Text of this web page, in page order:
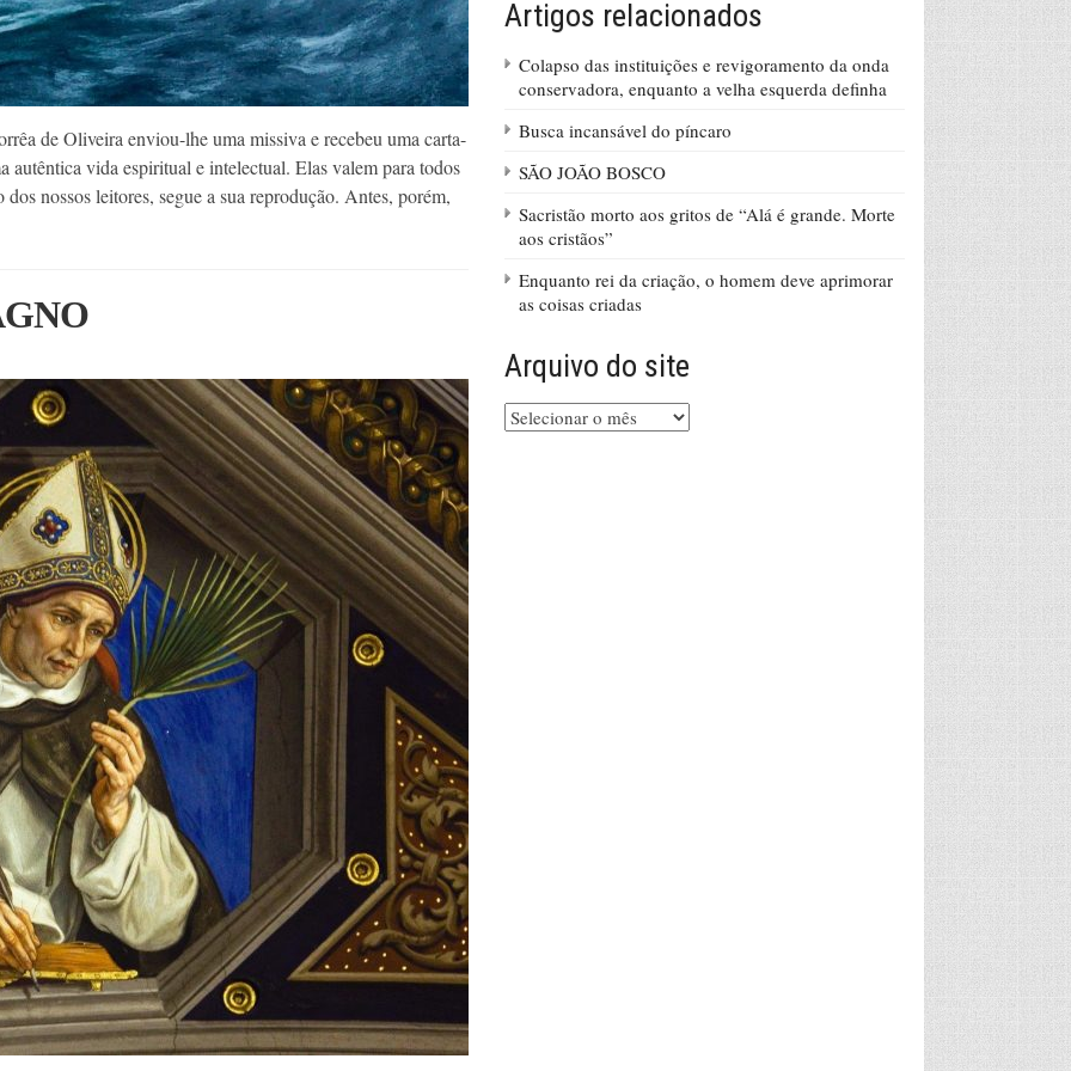
de Oliveira enviou-lhe uma missiva e recebeu uma carta-
autêntica vida espiritual e intelectual. Elas valem para todos
nossos leitores, segue a sua reprodução. Antes, porém,
Artigos relacionados
Colapso das instituições e revigoramento da onda
conservadora, enquanto a velha esquerda definha
Busca incansável do píncaro
SÃO JOÃO BOSCO
Sacristão morto aos gritos de “Alá é grande. Morte
aos cristãos”
Enquanto rei da criação, o homem deve aprimorar
as coisas criadas
Arquivo do site
Arquivo
do